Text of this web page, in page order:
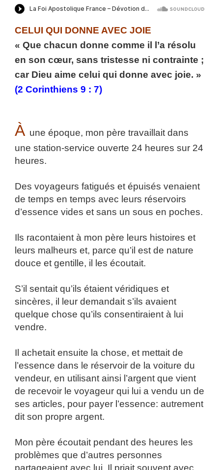
CELUI QUI DONNE AVEC JOIE
« Que chacun donne comme il l’a résolu
en son cœur, sans tristesse ni contrainte ;
car Dieu aime celui qui donne avec joie. »
(2 Corinthiens 9 : 7)
À une époque, mon père travaillait dans
une station-service ouverte 24 heures sur 24
heures.
Des voyageurs fatigués et épuisés venaient
de temps en temps avec leurs réservoirs
d’essence vides et sans un sous en poches.
Ils racontaient à mon père leurs histoires et
leurs malheurs et, parce qu’il est de nature
douce et gentille, il les écoutait.
S’il sentait qu’ils étaient véridiques et
sincères, il leur demandait s’ils avaient
quelque chose qu’ils consentiraient à lui
vendre.
Il achetait ensuite la chose, et mettait de
l’essence dans le réservoir de la voiture du
vendeur, en utilisant ainsi l’argent que vient
de recevoir le voyageur qui lui a vendu un de
ses articles, pour payer l’essence: autrement
dit son propre argent.
Mon père écoutait pendant des heures les
problèmes que d’autres personnes
partageaient avec lui. Il priait souvent avec